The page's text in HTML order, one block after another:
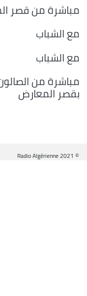
مباشرة من قصر
مع الشباب
مع الشباب
مباشرة من
بقصر المعارض
© Radio Algérienne 2021